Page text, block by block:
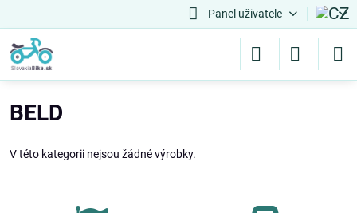
Panel uživatele
BELD
V této kategorii nejsou žádné výrobky.